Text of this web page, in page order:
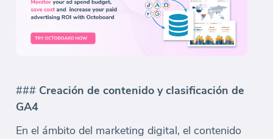
### Creación de contenido y clasificación de
GA4
En el ámbito del marketing digital, el contenido